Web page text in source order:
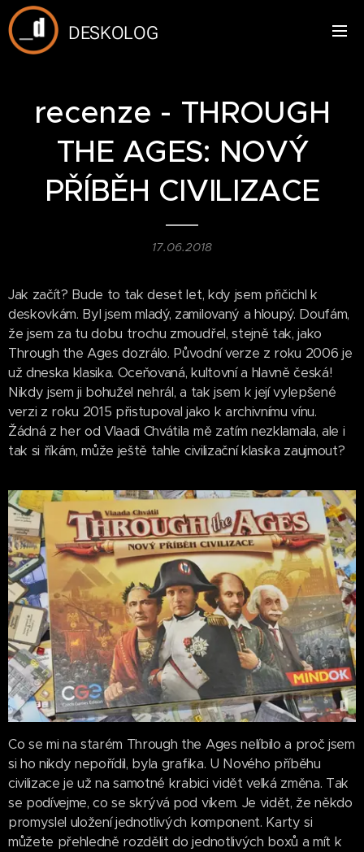
DESKOLOG
recenze - THROUGH
THE AGES: NOVÝ
PŘÍBĚH CIVILIZACE
17.06.2018
Jak začít? Bude to tak deset let, kdy jsem přičichl k
deskovkám. Byl jsem mladý, zamilovaný a hloupý. Doufám,
že jsem za tu dobu trochu zmoudřel, stejně tak, jako
Through the Ages dozrálo. Původní verze z roku 2006 je
už dneska klasika. Oceňovaná, kultovní a hlavně česká!
Nikdy jsem ji bohužel nehrál, a tak jsem k její vylepšené
verzi z roku 2015 přistupoval jako k archivnímu vínu.
Žádná z her od Vlaadi Chvátila mě zatím nezklamala, ale i
tak si říkám, může ještě tahle civilizační klasika zaujmout?
Co se mi na starém Through the Ages nelíbilo a proč jsem
si ho nikdy nepořídil, byla grafika. U Nového příběhu
civilizace je už na samotné krabici vidět velká změna. Tak
se podívejme, co se skrývá pod víkem. Je vidět, že někdo
promyslel uložení jednotlivých komponent. Karty si
můžete přehledně rozdělit do jednotlivých boxů a mít k